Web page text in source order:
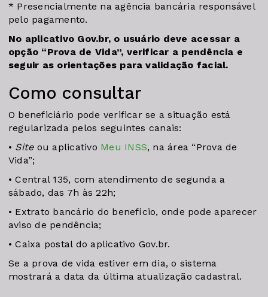
* Presencialmente na agência bancária responsável
pelo pagamento.
No aplicativo Gov.br, o usuário deve acessar a
opção “Prova de Vida”, verificar a pendência e
seguir as orientações para validação facial.
Como consultar
O beneficiário pode verificar se a situação está
regularizada pelos seguintes canais:
• Siteou aplicativo Meu INSS, na área “Prova de
Vida”;
• Central 135, com atendimento de segunda a
sábado, das 7h às 22h;
• Extrato bancário do benefício, onde pode aparecer
aviso de pendência;
• Caixa postal do aplicativo Gov.br.
Se a prova de vida estiver em dia, o sistema
mostrará a data da última atualização cadastral.